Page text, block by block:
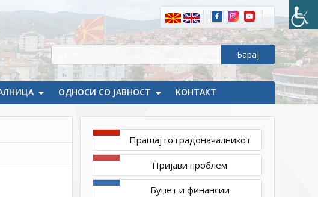
ОДНОСИ СО ЈАВНОСТ КОНТАКТ
декември
Прашај го градоначалникот
Пријави проблем
Буџет и финансии